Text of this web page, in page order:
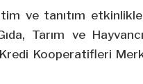
ve tanıtım
Tarım ve
Kredi Kooperatifleri